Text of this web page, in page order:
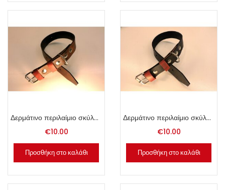
Δερμάτινο περιλαίμιο σκύλου 3x55cm καφέ.
€10.00
Προσθήκη στο καλάθι
Δερμάτινο περιλαίμιο σκύλου 3x55cm μαύρο.
€10.00
Προσθήκη στο καλάθι